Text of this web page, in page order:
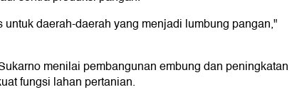
daerah-daerah yang menjadi lumbung pangan,"
menilai pembangunan embung dan peningkatan
fungsi lahan pertanian.